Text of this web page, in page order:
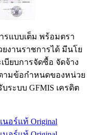
รแบบเต็ม พร้อมตรา
งานราชการได้ มีนโย
บียบการจัดซื้อ จัดจ้าง
ามข้อกำหนดของหน่วย
ระบบ GFMIS เครดิต